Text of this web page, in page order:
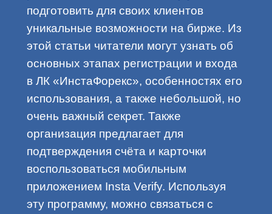
подготовить для своих клиентов
уникальные возможности на бирже. Из
этой статьи читатели могут узнать об
основных этапах регистрации и входа
в ЛК «ИнстаФорекс», особенностях его
использования, а также небольшой, но
очень важный секрет. Также
организация предлагает для
подтверждения счёта и карточки
воспользоваться мобильным
приложением Insta Verify. Используя
эту программу, можно связаться с